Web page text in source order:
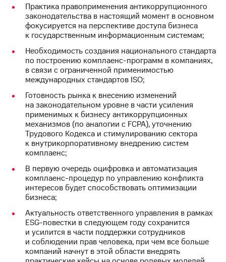
Корпоративное
управление
Корпоративный
Раскрытие
информации
Информация
акционерам
Документы
ПАО
"МТС"
Собрания
акционеров
Личный
кабинет
акционера
Акционерный
капитал
Контроль
и
Рынок
акций
Описание
Программа
Практика правоприменения антикоррупционного
законодательства в настоящий момент в основном
фокусируется на перспективе доступа бизнеса
к государственным информационным системам;
Необходимость создания национального стандарта
по построению комплаенс-программ в компаниях,
в связи с ограниченной применимостью
международных стандартов ISO;
Готовность рынка к внесению изменений
на законодательном уровне в части усиления
применимых к бизнесу антикоррупционных
механизмов (по аналогии с FCPA), уточнению
Трудового Кодекса и стимулированию сектора
к внутрикорпоративному внедрению систем
комплаенс;
В первую очередь оцифровка и автоматизация
комплаенс-процедур по управлению конфликта
интересов будет способствовать оптимизации
бизнеса;
Актуальность ответственного управления в рамках
ESG-повестки в следующем году сохранится
и усилится в части поддержки сотрудников
и соблюдении прав человека, при чем все больше
компаний начнут в этой области внедрять